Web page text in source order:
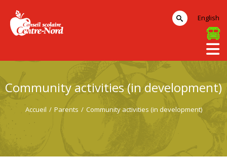
Community activities (in development)
Accueil / Parents / Community activities (in development)
English